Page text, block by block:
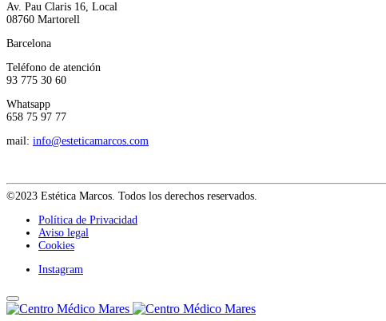
Av. Pau Claris 16, Local
08760 Martorell
Barcelona
Teléfono de atención
93 775 30 60
Whatsapp
658 75 97 77
mail: info@esteticamarcos.com
©2023 Estética Marcos. Todos los derechos reservados.
Política de Privacidad
Aviso legal
Cookies
Instagram